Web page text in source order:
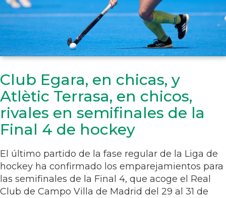
Club Egara, en chicas, y
Atlètic Terrasa, en chicos,
rivales en semifinales de la
Final 4 de hockey
El último partido de la fase regular de la Liga de
hockey ha confirmado los emparejamientos para
las semifinales de la Final 4, que acoge el Real
Club de Campo Villa de Madrid del 29 al 31 de